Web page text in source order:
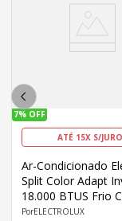
7% OFF
ATÉ 15X S/
Ar-Condicionado
Split Color Adapt
18.000 BTUS Frio
JE18F/JI18F
ELECTROLUX